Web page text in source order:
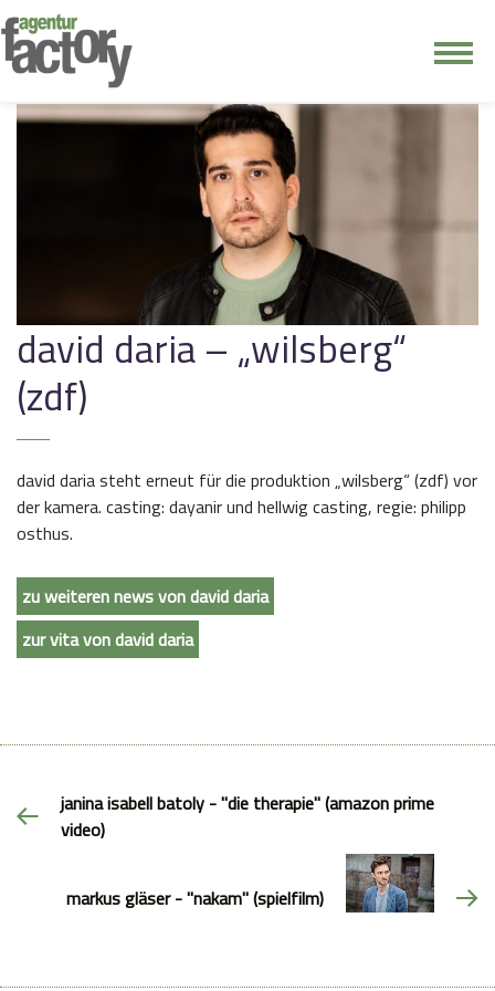
kontakt
david daria – „wilsberg“
(zdf)
david daria steht erneut für die produktion „wilsberg“ (zdf) vor
der kamera. casting: dayanir und hellwig casting, regie: philipp
osthus.
zu weiteren news von david daria
zur vita von david daria
janina isabell batoly - "die therapie" (amazon prime
video)
markus gläser - "nakam" (spielfilm)